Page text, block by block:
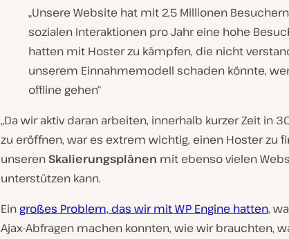
„Unsere Website hat mit 2,5 Millionen
sozialen Interaktionen pro Jahr eine hohe
hatten mit Hoster zu kämpfen, die nicht
unserem Einnahmemodell schaden könnte,
offline gehen“
„Da wir aktiv daran arbeiten, innerhalb kurzer Zeit in
zu eröffnen, war es extrem wichtig, einen Hoster zu
unseren Skalierungsplänen mit ebenso vielen
unterstützen kann.
Eingroßes Problem, das wir mit WP Engine hatten,
Ajax-Abfragen machen konnten, wie wir brauchten,